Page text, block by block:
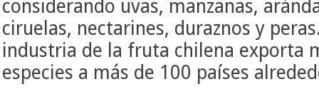
considerando uvas, manzanas,
ciruelas, nectarines, duraznos y
industria de la fruta chilena exporta
especies a más de 100 países